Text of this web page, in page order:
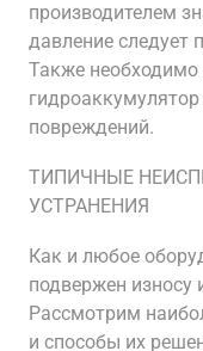
производителем
давление следует
Также необходимо
повреждений.
ТИПИЧНЫЕ
УСТРАНЕНИЯ
Как и любое
подвержен износу
Рассмотрим
и способы их